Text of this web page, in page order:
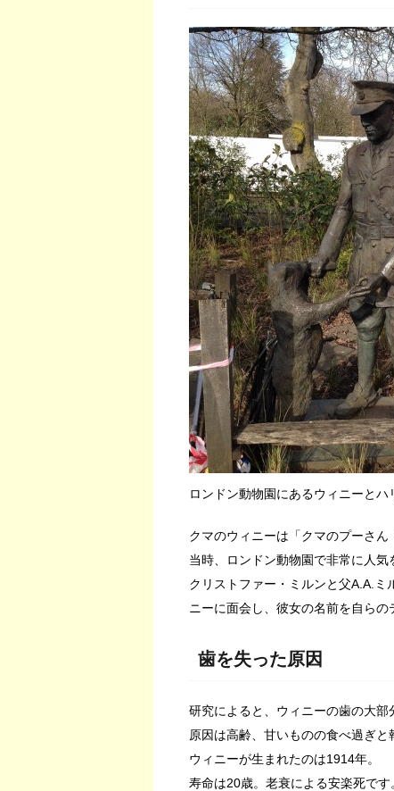
ロンドン動物園にあるウィニーと
クマのウィニーは「クマのプーさん
当時、ロンドン動物園で非常に人気
クリストファー・ミルンと父A.A.ミ
ニーに面会し、彼女の名前を自らの
歯を失った原因
研究によると、ウィニーの歯の大部
原因は高齢、甘いものの食べ過ぎと
ウィニーが生まれたのは1914年。
寿命は20歳。老衰による安楽死です